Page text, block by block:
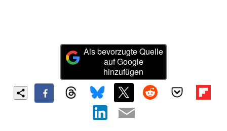
Als bevorzugte Quelle
auf Google
hinzufügen